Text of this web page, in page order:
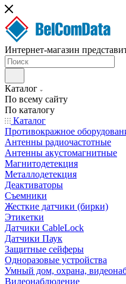
Интернет-магазин
Каталог
По всему сайту
По каталогу
Каталог
Противокражное
Антенны радиочастотные
Антенны акустомагнитные
Магнитодетекция
Металлодетекция
Деактиваторы
Съемники
Жесткие датчики (бирки)
Этикетки
Датчики CableLock
Датчики Паук
Защитные сейферы
Одноразовые устройства
Умный дом, охрана,
Видеонаблюдение